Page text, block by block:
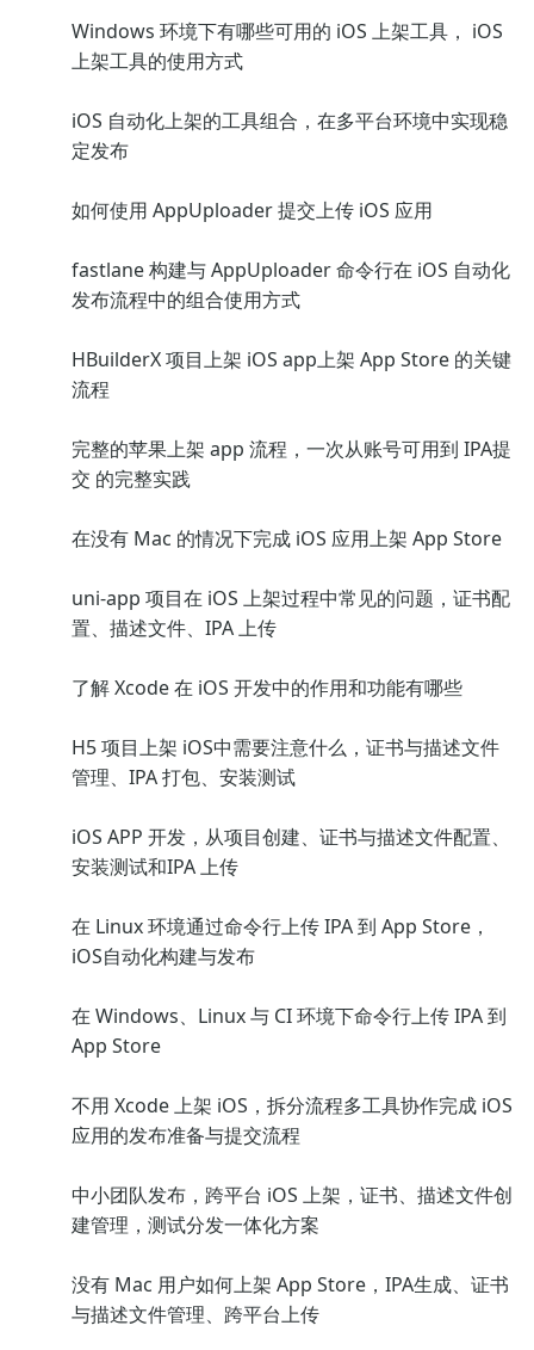
Windows 环境下有哪些可用的 iOS 上架工具， iOS
上架工具的使用方式
iOS 自动化上架的工具组合，在多平台环境中实现稳
定发布
如何使用 AppUploader 提交上传 iOS 应用
fastlane 构建与 AppUploader 命令行在 iOS 自动化
发布流程中的组合使用方式
HBuilderX 项目上架 iOS app上架 App Store 的关键
流程
完整的苹果上架 app 流程，一次从账号可用到 IPA提
交 的完整实践
在没有 Mac 的情况下完成 iOS 应用上架 App Store
uni-app 项目在 iOS 上架过程中常见的问题，证书配
置、描述文件、IPA 上传
了解 Xcode 在 iOS 开发中的作用和功能有哪些
H5 项目上架 iOS中需要注意什么，证书与描述文件
管理、IPA 打包、安装测试
iOS APP 开发，从项目创建、证书与描述文件配置、
安装测试和IPA 上传
在 Linux 环境通过命令行上传 IPA 到 App Store，
iOS自动化构建与发布
在 Windows、Linux 与 CI 环境下命令行上传 IPA 到
App Store
不用 Xcode 上架 iOS，拆分流程多工具协作完成 iOS
应用的发布准备与提交流程
中小团队发布，跨平台 iOS 上架，证书、描述文件创
建管理，测试分发一体化方案
没有 Mac 用户如何上架 App Store，IPA生成、证书
与描述文件管理、跨平台上传